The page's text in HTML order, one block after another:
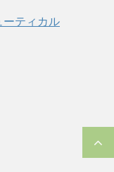
ーティカル